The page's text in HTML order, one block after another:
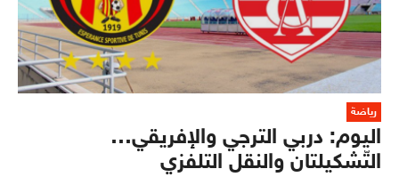
رياضة
اليوم: دربي الترجي والإفريقي…
التّشكيلتان والنقل التلفزي